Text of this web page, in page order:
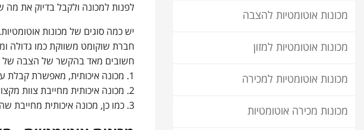
מכונות אוטומטיות להצבה
מכונות אוטומטיות למזון
מכונות אוטומטיות למכירה
מכונות מכירה אוטומטיות
לפנות למכונה ולקבל בדיוק את מה
יש כמה סוגים של מכונות
חברת שוקומט משווקת כמו גדולה
חשובים מאד בהקשר של הצבה של
1. מכונה איכותית, מאפשרת קבלת עודף וללא תקיעה של המוצרים בדרך אל הלקוח.
2. מכונה איכותית מחייבת צוות מקצועי שעומד מאחוריה למקרים בהם המכונה נתקעת, הכסף נבלע וכדומה
3. כמו כן, מכונה איכותית מחייבת שהתנאים בתוך המכונה כמו למשל - טמפרטורה, יהיו מדויקים.